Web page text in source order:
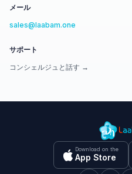
メール
sales@laabam.one
サポート
コンシェルジュと話す →
Download on the
App Store